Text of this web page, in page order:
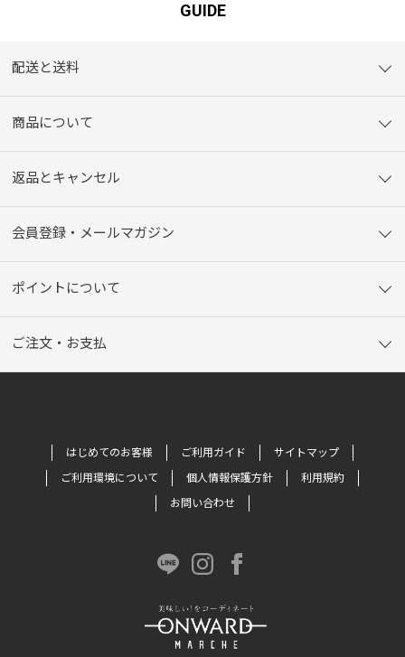
GUIDE
配送と送料
商品について
返品とキャンセル
会員登録・メールマガジン
ポイントについて
ご注文・お支払
はじめてのお客様 ご利用ガイド
サイトマップ
ご利用環境について
個人情報保護方針
利用規約
お問い合わせ